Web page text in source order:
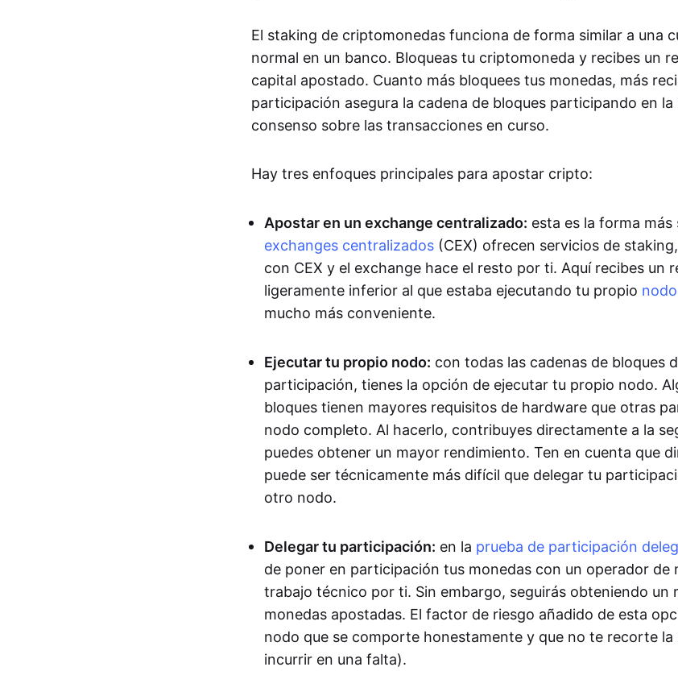
El staking de criptomonedas funciona de forma similar a una
normal en un banco. Bloqueas tu criptomoneda y recibes un
capital apostado. Cuanto más bloquees tus monedas, más
participación asegura la cadena de bloques participando en la
consenso sobre las transacciones en curso.
Hay tres enfoques principales para apostar cripto:
Apostar en un exchange centralizado: esta es la forma
exchanges centralizados (CEX) ofrecen servicios de
con CEX y el exchange hace el resto por ti. Aquí recibes un
ligeramente inferior al que estaba ejecutando tu propio nodo
mucho más conveniente.
Ejecutar tu propio nodo: con todas las cadenas de bloques
participación, tienes la opción de ejecutar tu propio nodo.
bloques tienen mayores requisitos de hardware que otras
nodo completo. Al hacerlo, contribuyes directamente a la
puedes obtener un mayor rendimiento. Ten en cuenta que
puede ser técnicamente más difícil que delegar tu
otro nodo.
Delegar tu participación: en la prueba de participación
de poner en participación tus monedas con un operador de
trabajo técnico por ti. Sin embargo, seguirás obteniendo un
monedas apostadas. El factor de riesgo añadido de esta
nodo que se comporte honestamente y que no te recorte la
incurrir en una falta).